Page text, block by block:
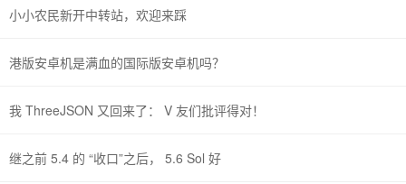
小小农民新开中转站，欢迎来踩
港版安卓机是满血的国际版安卓机吗？
我 ThreeJSON 又回来了： V 友们批评得对！
继之前 5.4 的 “收口”之后， 5.6 Sol 好